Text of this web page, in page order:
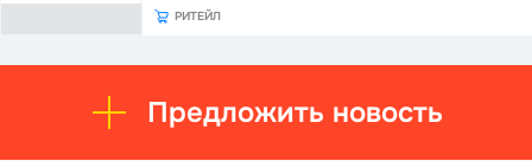
РИТЕЙЛ
Предложить новость